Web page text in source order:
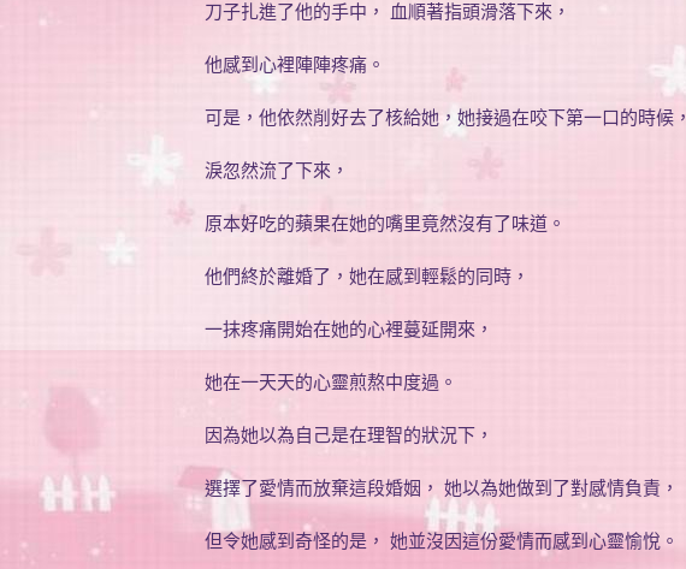
刀子扎進了他的手中， 血順著指頭滑落下來，
他感到心裡陣陣疼痛。
可是，他依然削好去了核給她，她接過在咬下第一口的時候，
淚忽然流了下來，
原本好吃的蘋果在她的嘴里竟然沒有了味道。
他們終於離婚了，她在感到輕鬆的同時，
一抹疼痛開始在她的心裡蔓延開來，
她在一天天的心靈煎熬中度過。
因為她以為自己是在理智的狀況下，
選擇了愛情而放棄這段婚姻， 她以為她做到了對感情負責，
但令她感到奇怪的是， 她並沒因這份愛情而感到心靈愉悅。